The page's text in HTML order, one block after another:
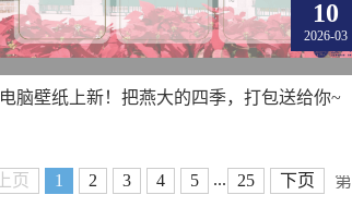
10
2026-03
电脑壁纸上新！把燕大的四季，打包送给你~
上页 1 2 3 4 5 ... 25 下页 第